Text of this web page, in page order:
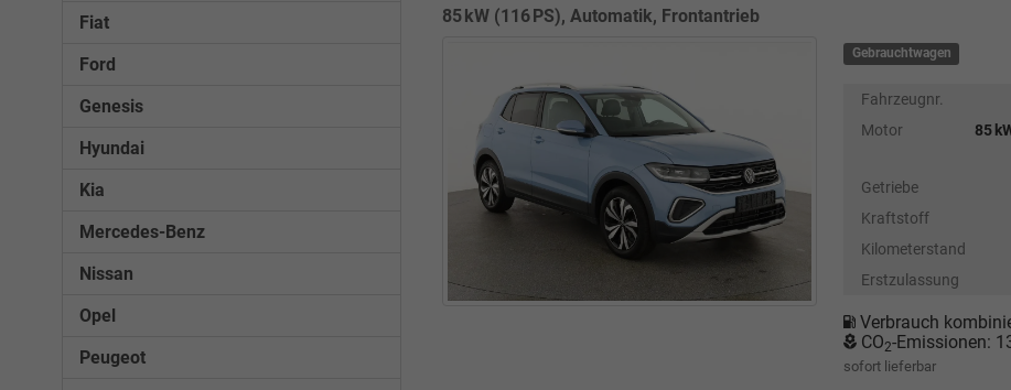
85 kW (116 PS), Automatik, Frontantrieb
Gebrauchtwagen
Fahrzeugnr.
Motor
85
Getriebe
Kraftstoff
Kilometerstand
Erstzulassung
Verbrauch
CO2-Emissionen:
sofort lieferbar
Fiat
Ford
Genesis
Hyundai
Kia
Mercedes-Benz
Nissan
Opel
Peugeot